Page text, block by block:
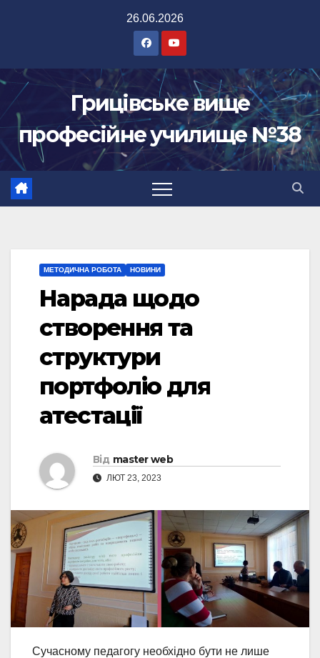
26.06.2026
Грицівське вище
професійне училище №38
МЕТОДИЧНА РОБОТА НОВИНИ
Нарада щодо
створення та
структури
портфоліо для
атестації
Від master web
ЛЮТ 23, 2023
Сучасному педагогу необхідно бути не лише